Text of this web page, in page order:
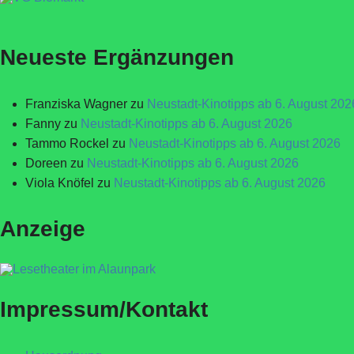
Neueste Ergänzungen
Franziska Wagner zu Neustadt-Kinotipps ab 6. August
Fanny zu Neustadt-Kinotipps ab 6. August 2026
Tammo Rockel zu Neustadt-Kinotipps ab 6. August 2026
Doreen zu Neustadt-Kinotipps ab 6. August 2026
Viola Knöfel zu Neustadt-Kinotipps ab 6. August 2026
Anzeige
Impressum/Kontakt